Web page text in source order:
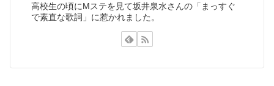
高校生の頃にMステを見て坂井泉水さんの「まっすぐ
で素直な歌詞」に惹かれました。